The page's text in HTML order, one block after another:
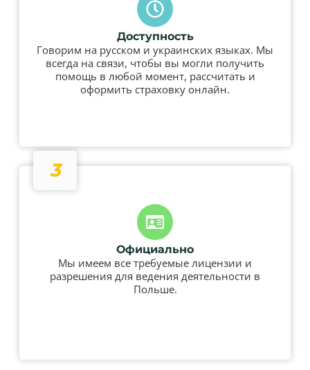
Доступность
Говорим на русском и украинских языках. Мы
всегда на связи, чтобы вы могли получить
помощь в любой момент, рассчитать и
оформить страховку онлайн.
3
Официально
Мы имеем все требуемые лицензии и
разрешения для ведения деятельности в
Польше.